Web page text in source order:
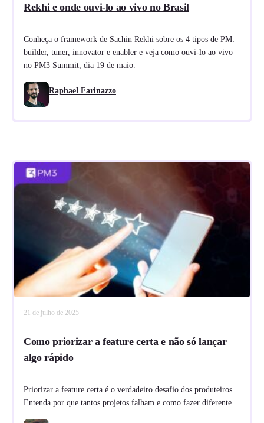
Rekhi e onde ouvi-lo ao vivo no Brasil
Conheça o framework de Sachin Rekhi sobre os 4 tipos de PM:
builder, tuner, innovator e enabler e veja como ouvi-lo ao vivo
no PM3 Summit, dia 19 de maio.
Raphael Farinazzo
21 de julho de 2025
Como priorizar a feature certa e não só lançar
algo rápido
Priorizar a feature certa é o verdadeiro desafio dos produteiros.
Entenda por que tantos projetos falham e como fazer diferente